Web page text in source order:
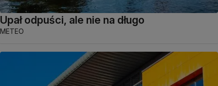
Upał odpuści, ale nie na długo
METEO